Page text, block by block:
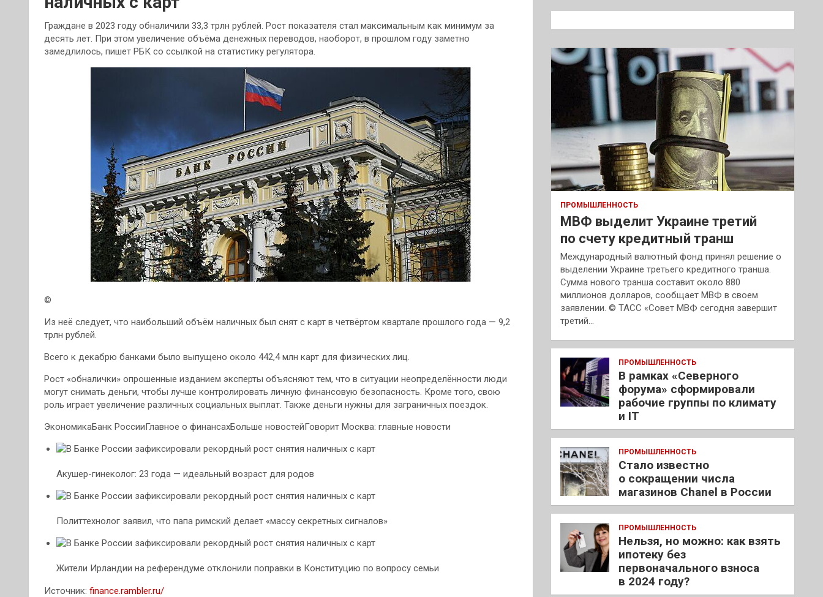
Граждане в 2023 году обналичили 33,3 трлн рублей. Рост показателя стал максимальным как минимум за
десять лет. При этом увеличение объёма денежных переводов, наоборот, в прошлом году заметно
замедлилось, пишет РБК со ссылкой на статистику регулятора.
©
Из неё следует, что наибольший объём наличных был снят с карт в четвёртом квартале прошлого года — 9,2
трлн рублей.
Всего к декабрю банками было выпущено около 442,4 млн карт для физических лиц.
Рост «обналички» опрошенные изданием эксперты объясняют тем, что в ситуации неопределённости люди
могут снимать деньги, чтобы лучше контролировать личную финансовую безопасность. Кроме того, свою
роль играет увеличение различных социальных выплат. Также деньги нужны для заграничных поездок.
ЭкономикаБанк РоссииГлавное о финансахБольше новостейГоворит Москва: главные новости
Акушер-гинеколог: 23 года — идеальный возраст для родов
Политтехнолог заявил, что папа римский делает «массу секретных сигналов»
Жители Ирландии на референдуме отклонили поправки в Конституцию по вопросу семьи
Источник: finance.rambler.ru/
к
ПРОМЫШЛЕННОСТЬ
МВФ выделит Украине третий
по счету кредитный транш
Международный валютный фонд принял решение о
выделении Украине третьего кредитного транша.
Сумма нового транша составит около 880
миллионов долларов, сообщает МВФ в своем
заявлении. © ТАСС «Совет МВФ сегодня завершит
третий…
ПРОМЫШЛЕННОСТЬ
В рамках «Северного
форума» сформировали
рабочие группы по климату
и IT
ПРОМЫШЛЕННОСТЬ
Стало известно
о сокращении числа
магазинов Chanel в России
ПРОМЫШЛЕННОСТЬ
Нельзя, но можно: как взять
ипотеку без
первоначального взноса
в 2024 году?